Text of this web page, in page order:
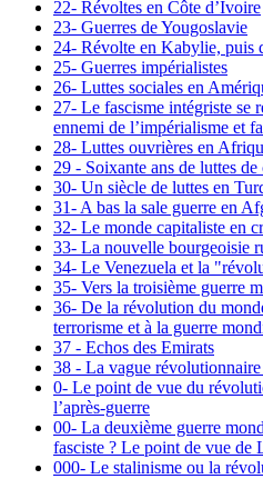
22- Révoltes en Côte d’Ivoire
23- Guerres de Yougoslavie
24- Révolte en Kabylie, puis
25- Guerres impérialistes
26- Luttes sociales en
27- Le fascisme intégriste se
ennemi de l’impérialisme et
28- Luttes ouvrières en
29 - Soixante ans de luttes de
30- Un siècle de luttes en
31- A bas la sale guerre en
32- Le monde capitaliste en
33- La nouvelle bourgeoisie
34- Le Venezuela et la
35- Vers la troisième guerre
36- De la révolution du
terrorisme et à la guerre
37 - Echos des Emirats
38 - La vague
0- Le point de vue du
l’après-guerre
00- La deuxième guerre
fasciste ? Le point de vue de
000- Le stalinisme ou la